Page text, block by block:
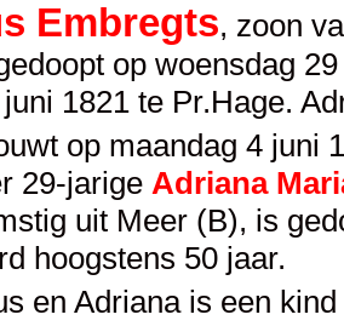
Embregts, zoon
op woensdag
1821 te Pr.Hage.
op maandag 4 juni
29-jarige Adriana
uit Meer (B), is
hoogstens 50 jaar.
en Adriana is een